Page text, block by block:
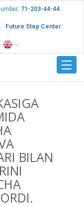
71-203-44-44
Future Step Center
BILAN